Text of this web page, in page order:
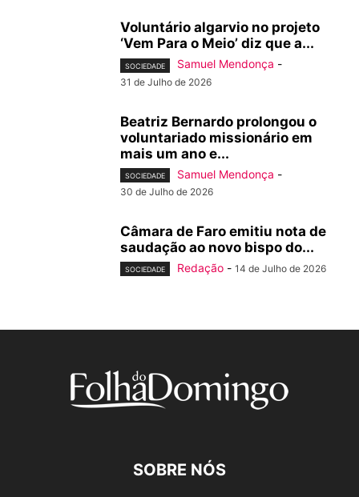
Voluntário algarvio no projeto
‘Vem Para o Meio’ diz que a...
SOCIEDADE Samuel Mendonça -
31 de Julho de 2026
Beatriz Bernardo prolongou o
voluntariado missionário em
mais um ano e...
SOCIEDADE Samuel Mendonça -
30 de Julho de 2026
Câmara de Faro emitiu nota de
saudação ao novo bispo do...
SOCIEDADE Redação - 14 de Julho de 2026
SOBRE NÓS